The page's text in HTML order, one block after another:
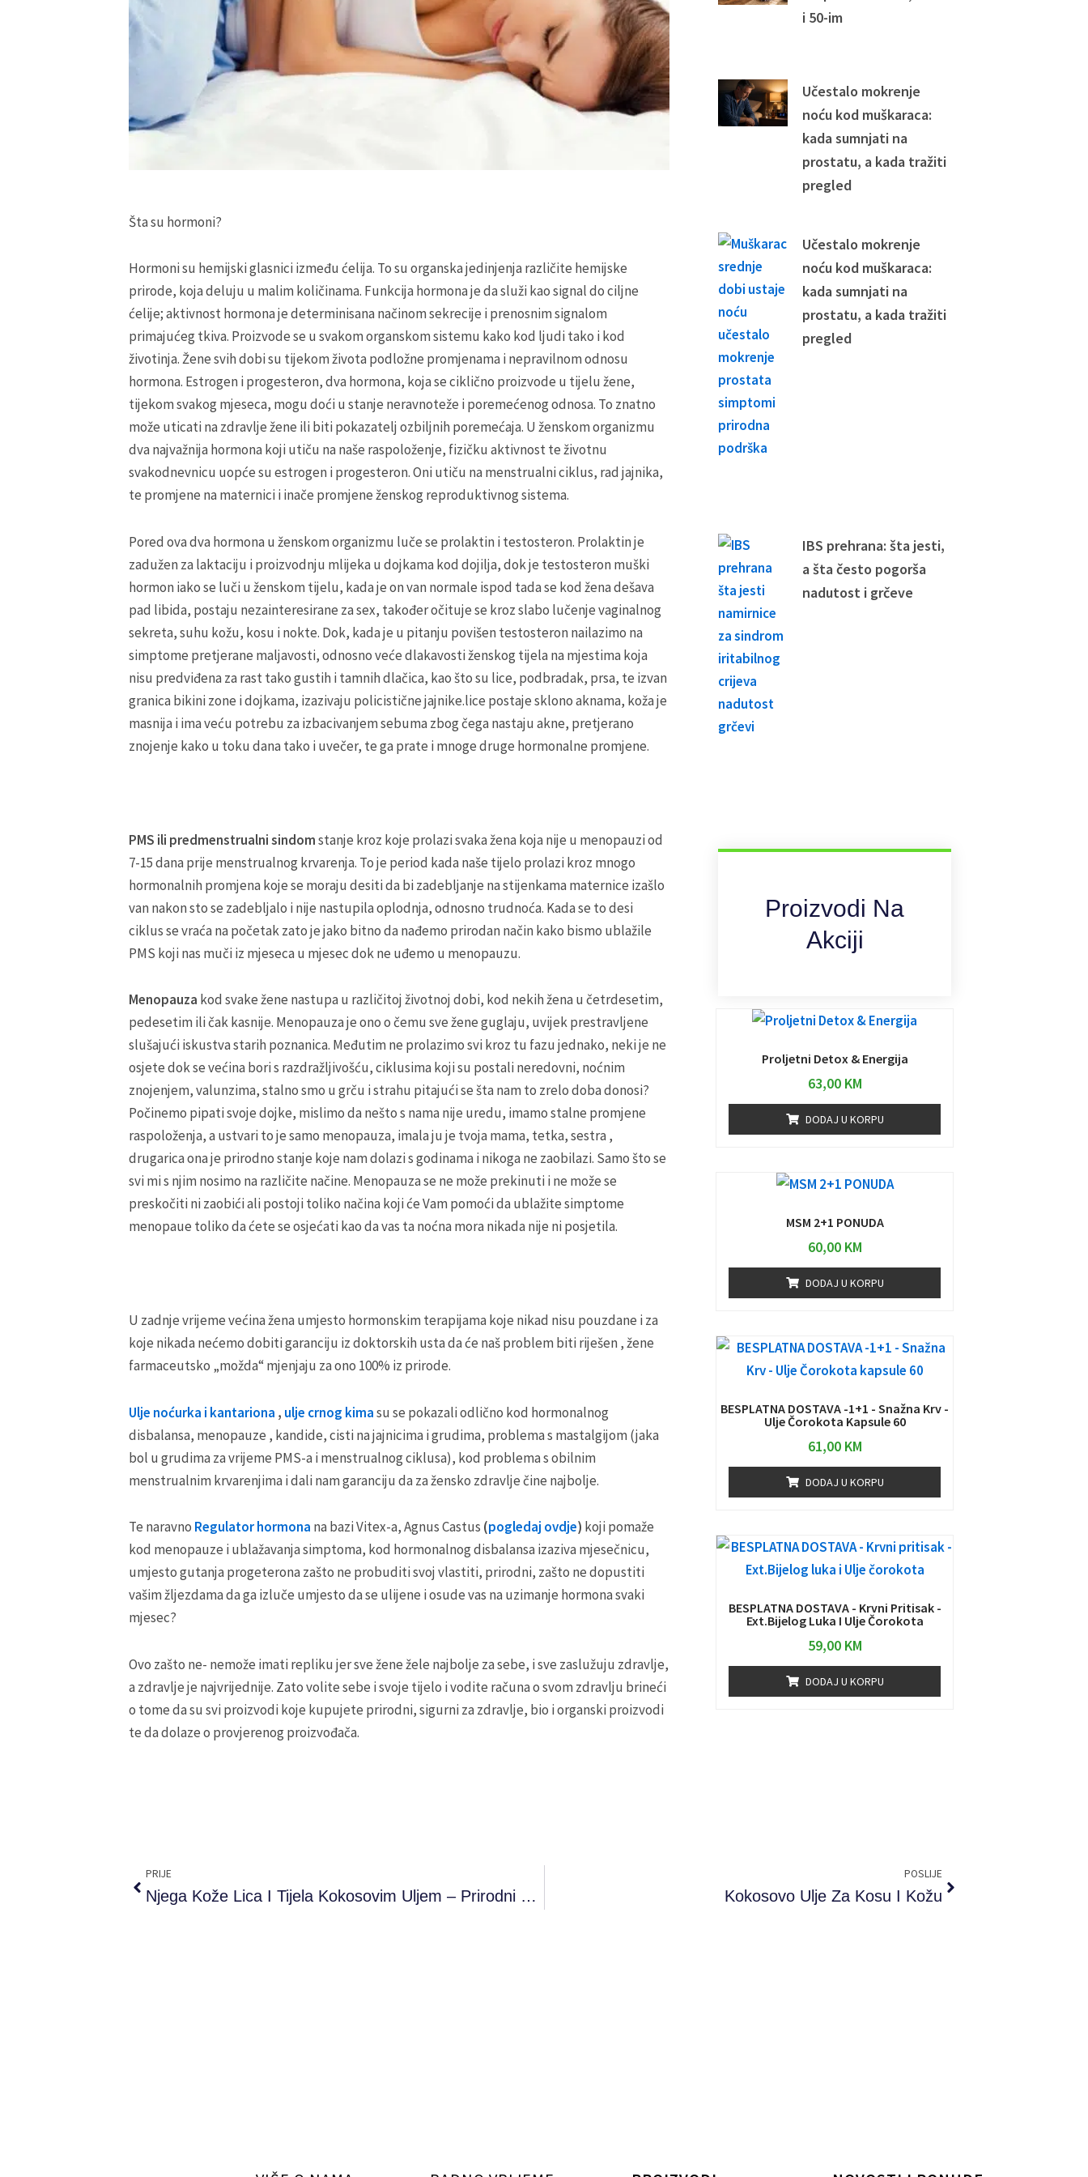
Šta su hormoni?
Hormoni su hemijski glasnici između ćelija. To su organska jedinjenja različite hemijske
prirode, koja deluju u malim količinama. Funkcija hormona je da služi kao signal do ciljne
ćelije; aktivnost hormona je determinisana načinom sekrecije i prenosnim signalom
primajućeg tkiva. Proizvode se u svakom organskom sistemu kako kod ljudi tako i kod
životinja. Žene svih dobi su tijekom života podložne promjenama i nepravilnom odnosu
hormona. Estrogen i progesteron, dva hormona, koja se ciklično proizvode u tijelu žene,
tijekom svakog mjeseca, mogu doći u stanje neravnoteže i poremećenog odnosa. To znatno
može uticati na zdravlje žene ili biti pokazatelj ozbiljnih poremećaja. U ženskom organizmu
dva najvažnija hormona koji utiču na naše raspoloženje, fizičku aktivnost te životnu
svakodnevnicu uopće su estrogen i progesteron. Oni utiču na menstrualni ciklus, rad jajnika,
te promjene na maternici i inače promjene ženskog reproduktivnog sistema.
Pored ova dva hormona u ženskom organizmu luče se prolaktin i testosteron. Prolaktin je
zadužen za laktaciju i proizvodnju mlijeka u dojkama kod dojilja, dok je testosteron muški
hormon iako se luči u ženskom tijelu, kada je on van normale ispod tada se kod žena dešava
pad libida, postaju nezainteresirane za sex, također očituje se kroz slabo lučenje vaginalnog
sekreta, suhu kožu, kosu i nokte. Dok, kada je u pitanju povišen testosteron nailazimo na
simptome pretjerane maljavosti, odnosno veće dlakavosti ženskog tijela na mjestima koja
nisu predviđena za rast tako gustih i tamnih dlačica, kao što su lice, podbradak, prsa, te izvan
granica bikini zone i dojkama, izazivaju policistične jajnike.lice postaje sklono aknama, koža je
masnija i ima veću potrebu za izbacivanjem sebuma zbog čega nastaju akne, pretjerano
znojenje kako u toku dana tako i uvečer, te ga prate i mnoge druge hormonalne promjene.
PMS ili predmenstrualni sindomstanje kroz koje prolazi svaka žena koja nije u menopauzi od
7-15 dana prije menstrualnog krvarenja. To je period kada naše tijelo prolazi kroz mnogo
hormonalnih promjena koje se moraju desiti da bi zadebljanje na stijenkama maternice izašlo
van nakon sto se zadebljalo i nije nastupila oplodnja, odnosno trudnoća. Kada se to desi
ciklus se vraća na početak zato je jako bitno da nađemo prirodan način kako bismo ublažile
PMS koji nas muči iz mjeseca u mjesec dok ne uđemo u menopauzu.
Menopauza kod svake žene nastupa u različitoj životnoj dobi, kod nekih žena u četrdesetim,
pedesetim ili čak kasnije. Menopauza je ono o čemu sve žene guglaju, uvijek prestravljene
slušajući iskustva starih poznanica. Međutim ne prolazimo svi kroz tu fazu jednako, neki je ne
osjete dok se većina bori s razdražljivošću, ciklusima koji su postali neredovni, noćnim
znojenjem, valunzima, stalno smo u grču i strahu pitajući se šta nam to zrelo doba donosi?
Počinemo pipati svoje dojke, mislimo da nešto s nama nije uredu, imamo stalne promjene
raspoloženja, a ustvari to je samo menopauza, imala ju je tvoja mama, tetka, sestra ,
drugarica ona je prirodno stanje koje nam dolazi s godinama i nikoga ne zaobilazi. Samo što se
svi mi s njim nosimo na različite načine. Menopauza se ne može prekinuti i ne može se
preskočiti ni zaobići ali postoji toliko načina koji će Vam pomoći da ublažite simptome
menopaue toliko da ćete se osjećati kao da vas ta noćna mora nikada nije ni posjetila.
U zadnje vrijeme većina žena umjesto hormonskim terapijama koje nikad nisu pouzdane i za
koje nikada nećemo dobiti garanciju iz doktorskih usta da će naš problem biti riješen , žene
farmaceutsko „možda“ mjenjaju za ono 100% iz prirode.
Ulje noćurka i kantariona , ulje crnog kimasu se pokazali odlično kod hormonalnog
disbalansa, menopauze , kandide, cisti na jajnicima i grudima, problema s mastalgijom (jaka
bol u grudima za vrijeme PMS-a i menstrualnog ciklusa), kod problema s obilnim
menstrualnim krvarenjima i dali nam garanciju da za žensko zdravlje čine najbolje.
Te naravno Regulator hormona na bazi Vitex-a, Agnus Castus (pogledaj ovdje) koji pomaže
kod menopauze i ublažavanja simptoma, kod hormonalnog disbalansa izaziva mjesečnicu,
umjesto gutanja progeterona zašto ne probuditi svoj vlastiti, prirodni, zašto ne dopustiti
vašim žljezdama da ga izluče umjesto da se ulijene i osude vas na uzimanje hormona svaki
mjesec?
Ovo zašto ne- nemože imati repliku jer sve žene žele najbolje za sebe, i sve zaslužuju zdravlje,
a zdravlje je najvrijednije. Zato volite sebe i svoje tijelo i vodite računa o svom zdravlju brineći
o tome da su svi proizvodi koje kupujete prirodni, sigurni za zdravlje, bio i organski proizvodi
te da dolaze o provjerenog proizvođača.
i 50-im
Učestalo mokrenje
noću kod muškaraca:
kada sumnjati na
prostatu, a kada tražiti
pregled
Učestalo mokrenje
noću kod muškaraca:
kada sumnjati na
prostatu, a kada tražiti
pregled
IBS prehrana: šta jesti,
a šta često pogorša
nadutost i grčeve
Proizvodi Na
Akciji
Proljetni Detox & Energija
63,00 KM
DODAJ U KORPU
MSM 2+1 PONUDA
60,00 KM
DODAJ U KORPU
BESPLATNA DOSTAVA -1+1 - Snažna Krv -
Ulje Čorokota Kapsule 60
61,00 KM
DODAJ U KORPU
BESPLATNA DOSTAVA - Krvni Pritisak -
Ext.Bijelog Luka I Ulje Čorokota
59,00 KM
DODAJ U KORPU
PRIJE
Njega Kože Lica I Tijela Kokosovim Uljem – Prirodni Put Do Zdrave Kože
POSLIJE
Kokosovo Ulje Za Kosu I Kožu